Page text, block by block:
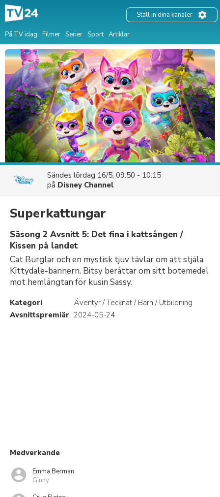
På TV idag Filmer Serier Sport Artiklar
Ställ in dina kanaler
Sändes lördag 16/5, 09:50 - 10:15
på Disney Channel
Superkattungar
Säsong 2 Avsnitt 5: Det fina i kattsången /
Kissen på landet
Cat Burglar och en mystisk tjuv tävlar om att stjäla
Kittydale-bannern. Bitsy berättar om sitt botemedel
mot hemlängtan för kusin Sassy.
Kategori
Äventyr / Tecknat / Barn / Utbildning
Avsnittspremiär 2024-05-24
Medverkande
Emma Berman
Ginny